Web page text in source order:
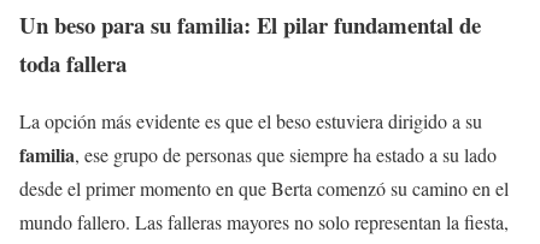
Un beso para su familia: El pilar fundamental de
toda fallera
La opción más evidente es que el beso estuviera dirigido a su
familia, ese grupo de personas que siempre ha estado a su lado
desde el primer momento en que Berta comenzó su camino en el
mundo fallero. Las falleras mayores no solo representan la fiesta,